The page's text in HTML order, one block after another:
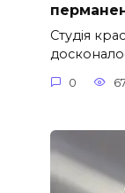
Студія
0